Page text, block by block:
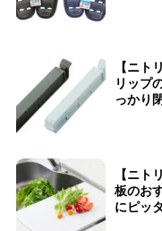
【ニ
リップ
っかり
【ニ
板のお
にピッ